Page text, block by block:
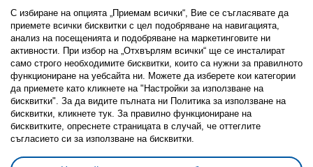
Последвайте ни:
FacebookTwitterYoutubePinterestInstagram
Политика за използване на бисквитки (Cookies)
Избор на настройки за използване на бисквитки
С избиране на опцията „Приемам всички“, Вие се съгласявате да
приемете всички бисквитки с цел подобряване на навигацията,
анализ на посещенията и подобряване на маркетинговите ни
активности. При избор на „Отхвърлям всички“ ще се инсталират
само строго необходимитe бисквитки, които са нужни за правилното
функциониране на уебсайта ни. Можете да изберете кои категории
да приемете като кликнете на "Настройки за използване на
бисквитки". За да видите пълната ни Политика за използване на
бисквитки, кликнете тук. За правилно функциониране на
бисквитките, опреснете страницата в случай, че оттеглите
съгласието си за използване на бисквитки.